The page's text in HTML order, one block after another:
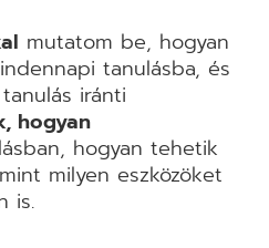
mutatom be, hogyan
tanulásba, és
iránti
hogyan
hogyan tehetik
milyen eszközöket
is.